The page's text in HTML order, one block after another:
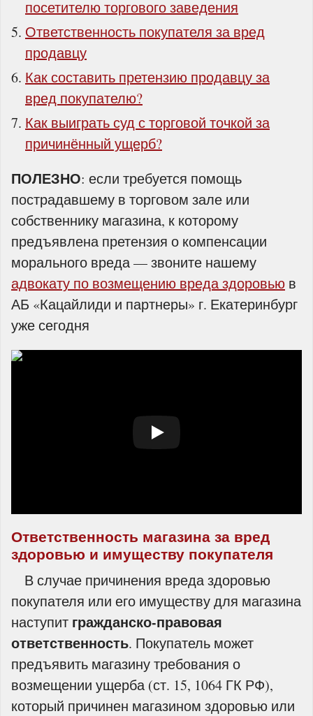
посетителю торгового заведения
Ответственность покупателя за вред
продавцу
Как составить претензию продавцу за
вред покупателю?
Как выиграть суд с торговой точкой за
причинённый ущерб?
ПОЛЕЗНО: если требуется помощь
пострадавшему в торговом зале или
собственнику магазина, к которому
предъявлена претензия о компенсации
морального вреда — звоните нашему
адвокату по возмещению вреда здоровью в
АБ «Кацайлиди и партнеры» г. Екатеринбург
уже сегодня
Ответственность магазина за вред
здоровью и имуществу покупателя
В случае причинения вреда здоровью
покупателя или его имуществу для магазина
наступит гражданско-правовая
ответственность. Покупатель может
предъявить магазину требования о
возмещении ущерба (ст. 15, 1064 ГК РФ),
который причинен магазином здоровью или